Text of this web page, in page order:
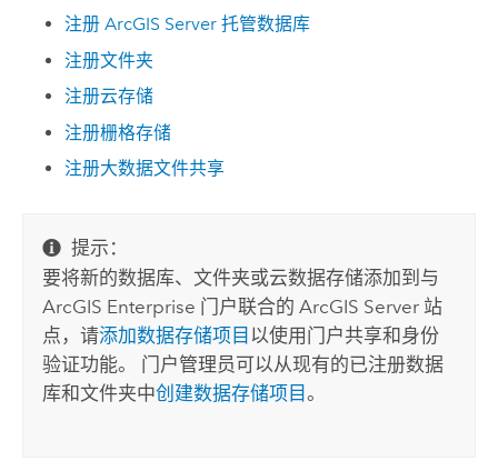
注册ArcGIS Server 托管数据库
注册文件夹
注册云存储
注册栅格存储
注册大数据文件共享
提示：
要将新的数据库、文件夹或云数据存储添加到与
ArcGIS Enterprise 门户联合的ArcGIS Server 站
点，请添加数据存储项目 以使用门户共享和身份
验证功能。 门户管理员可以从现有的已注册数据
库和文件夹中创建数据存储项目。